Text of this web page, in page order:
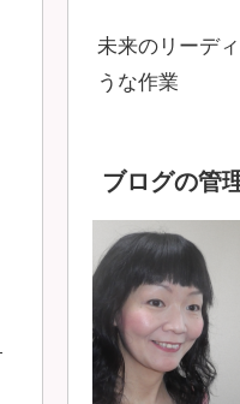
未来のリーデ
うな作業
ブログの管